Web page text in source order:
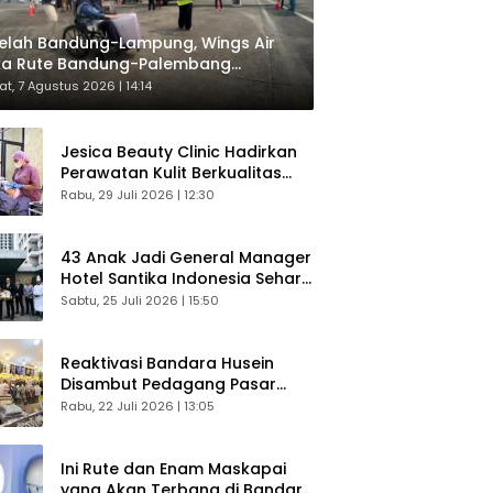
Bandung-Lampung, Wings Air
Rute Bandung-Palembang
Langsung Penumpang
7 Agustus 2026 | 14:14
Jesica Beauty Clinic Hadirkan
Perawatan Kulit Berkualitas
Plus Konsultasi Gratis
Rabu, 29 Juli 2026 | 12:30
43 Anak Jadi General Manager
Hotel Santika Indonesia Sehari
Sukses Digelar
Sabtu, 25 Juli 2026 | 15:50
Reaktivasi Bandara Husein
Disambut Pedagang Pasar
Baru, Diyakini Bangkitkan
Rabu, 22 Juli 2026 | 13:05
Ini Rute dan Enam Maskapai